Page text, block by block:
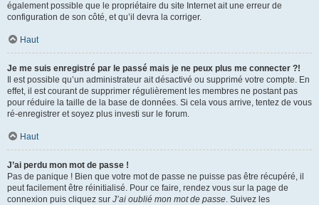
également possible que le propriétaire du site Internet ait une erreur de
configuration de son côté, et qu’il devra la corriger.
Haut
Je me suis enregistré par le passé mais je ne peux plus me connecter ?!
Il est possible qu’un administrateur ait désactivé ou supprimé votre compte. En
effet, il est courant de supprimer régulièrement les membres ne postant pas
pour réduire la taille de la base de données. Si cela vous arrive, tentez de vous
ré-enregistrer et soyez plus investi sur le forum.
Haut
J’ai perdu mon mot de passe !
Pas de panique ! Bien que votre mot de passe ne puisse pas être récupéré, il
peut facilement être réinitialisé. Pour ce faire, rendez vous sur la page de
connexion puis cliquez sur J’ai oublié mon mot de passe. Suivez les